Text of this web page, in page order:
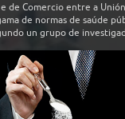
de Comercio entre a
de normas de saúde
un grupo de